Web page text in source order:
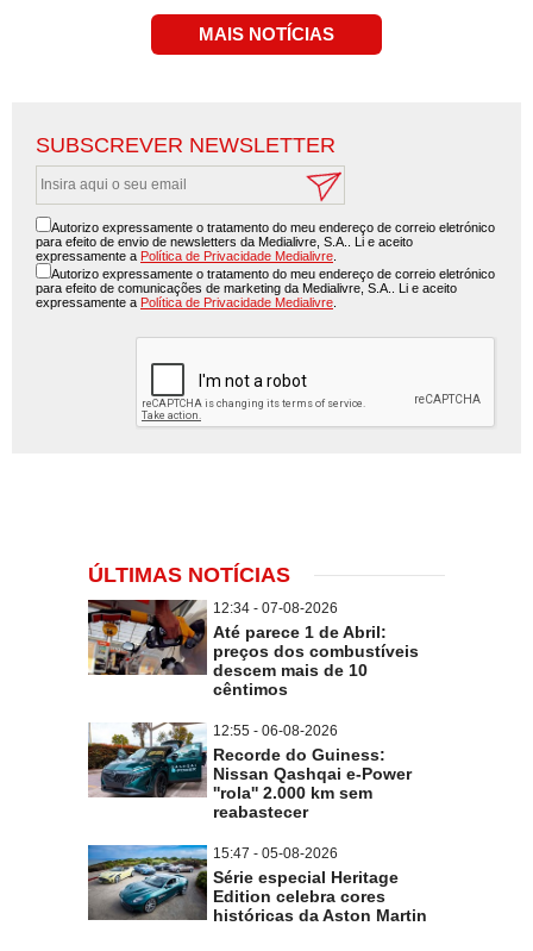
SUBSCREVER NEWSLETTER
Autorizo expressamente o tratamento do meu endereço de correio eletrónico
para efeito de envio de newsletters da Medialivre, S.A.. Li e aceito
expressamente a Política de Privacidade Medialivre
Autorizo expressamente o tratamento do meu endereço de correio eletrónico
para efeito de comunicações de marketing da Medialivre, S.A.. Li e aceito
expressamente a Política de Privacidade Medialivre
ÚLTIMAS NOTÍCIAS
12:34 - 07-08-2026
Até parece 1 de Abril:
preços dos combustíveis
descem mais de 10
cêntimos
12:55 - 06-08-2026
Recorde do Guiness:
Nissan Qashqai e-Power
''rola'' 2.000 km sem
reabastecer
15:47 - 05-08-2026
Série especial Heritage
Edition celebra cores
históricas da Aston Martin